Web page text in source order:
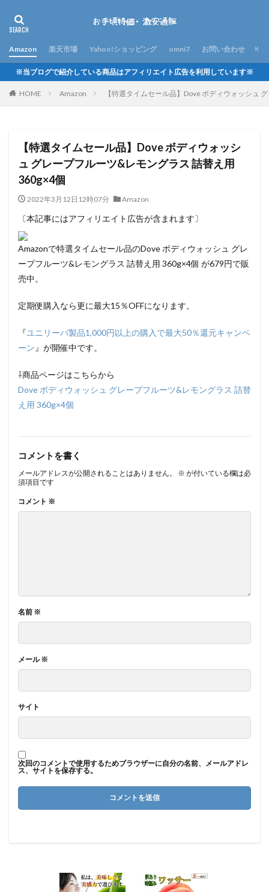
Amazon 楽天市場 Yahoo!ショッピング omni7 お問い合わせ
※当ブログで紹介している商品はアフィリエイト広告を利用しています※
HOME Amazon 【特選タイムセール品】Dove ボディウォッシュ
【特選タイムセール品】Dove ボディウォッシ
ュ グレープフルーツ&レモングラス 詰替え用
360g×4個
2022年3月12日12時07分 Amazon
〔本記事にはアフィリエイト広告が含まれます〕
Amazonで特選タイムセール品のDove ボディウォッシュ グレ
ープフルーツ&レモングラス 詰替え用 360g×4個 が679円で販
売中。
定期便購入なら更に最大15％OFFになります。
『ユニリーバ製品1,000円以上の購入で最大50％還元キャンペ
ーン 』が開催中です。
⇩商品ページはこちらから
Dove ボディウォッシュ グレープフルーツ&レモングラス 詰替
え用 360g×4個
コメントを書く
メールアドレスが公開されることはありません。 ※ が付いている欄は必
須項目です
コメント ※
名前 ※
メール※
サイト
次回のコメントで使用するためブラウザーに自分の名前、メールアドレ
ス、サイトを保存する。